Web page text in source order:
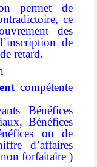
permet de
ce
des
de
retard.
compétente
Bénéfices
Bénéfices
ou de
d’affaires
forfaitaire )